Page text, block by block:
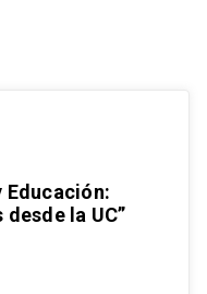
Educación:
la UC”